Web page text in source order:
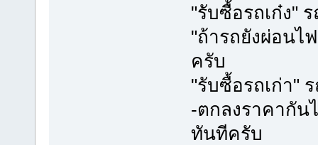
"รับซื้อรถเก๋ง"
"ถ้ารถยังผ่อน
ครับ
"รับซื้อรถเก่า"
-ตกลงราคากัน
ทันทีครับ